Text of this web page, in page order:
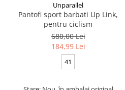
Unparallel
Pantofi sport barbati Up Link,
pentru ciclism
680,00 Lei
184,99 Lei
41